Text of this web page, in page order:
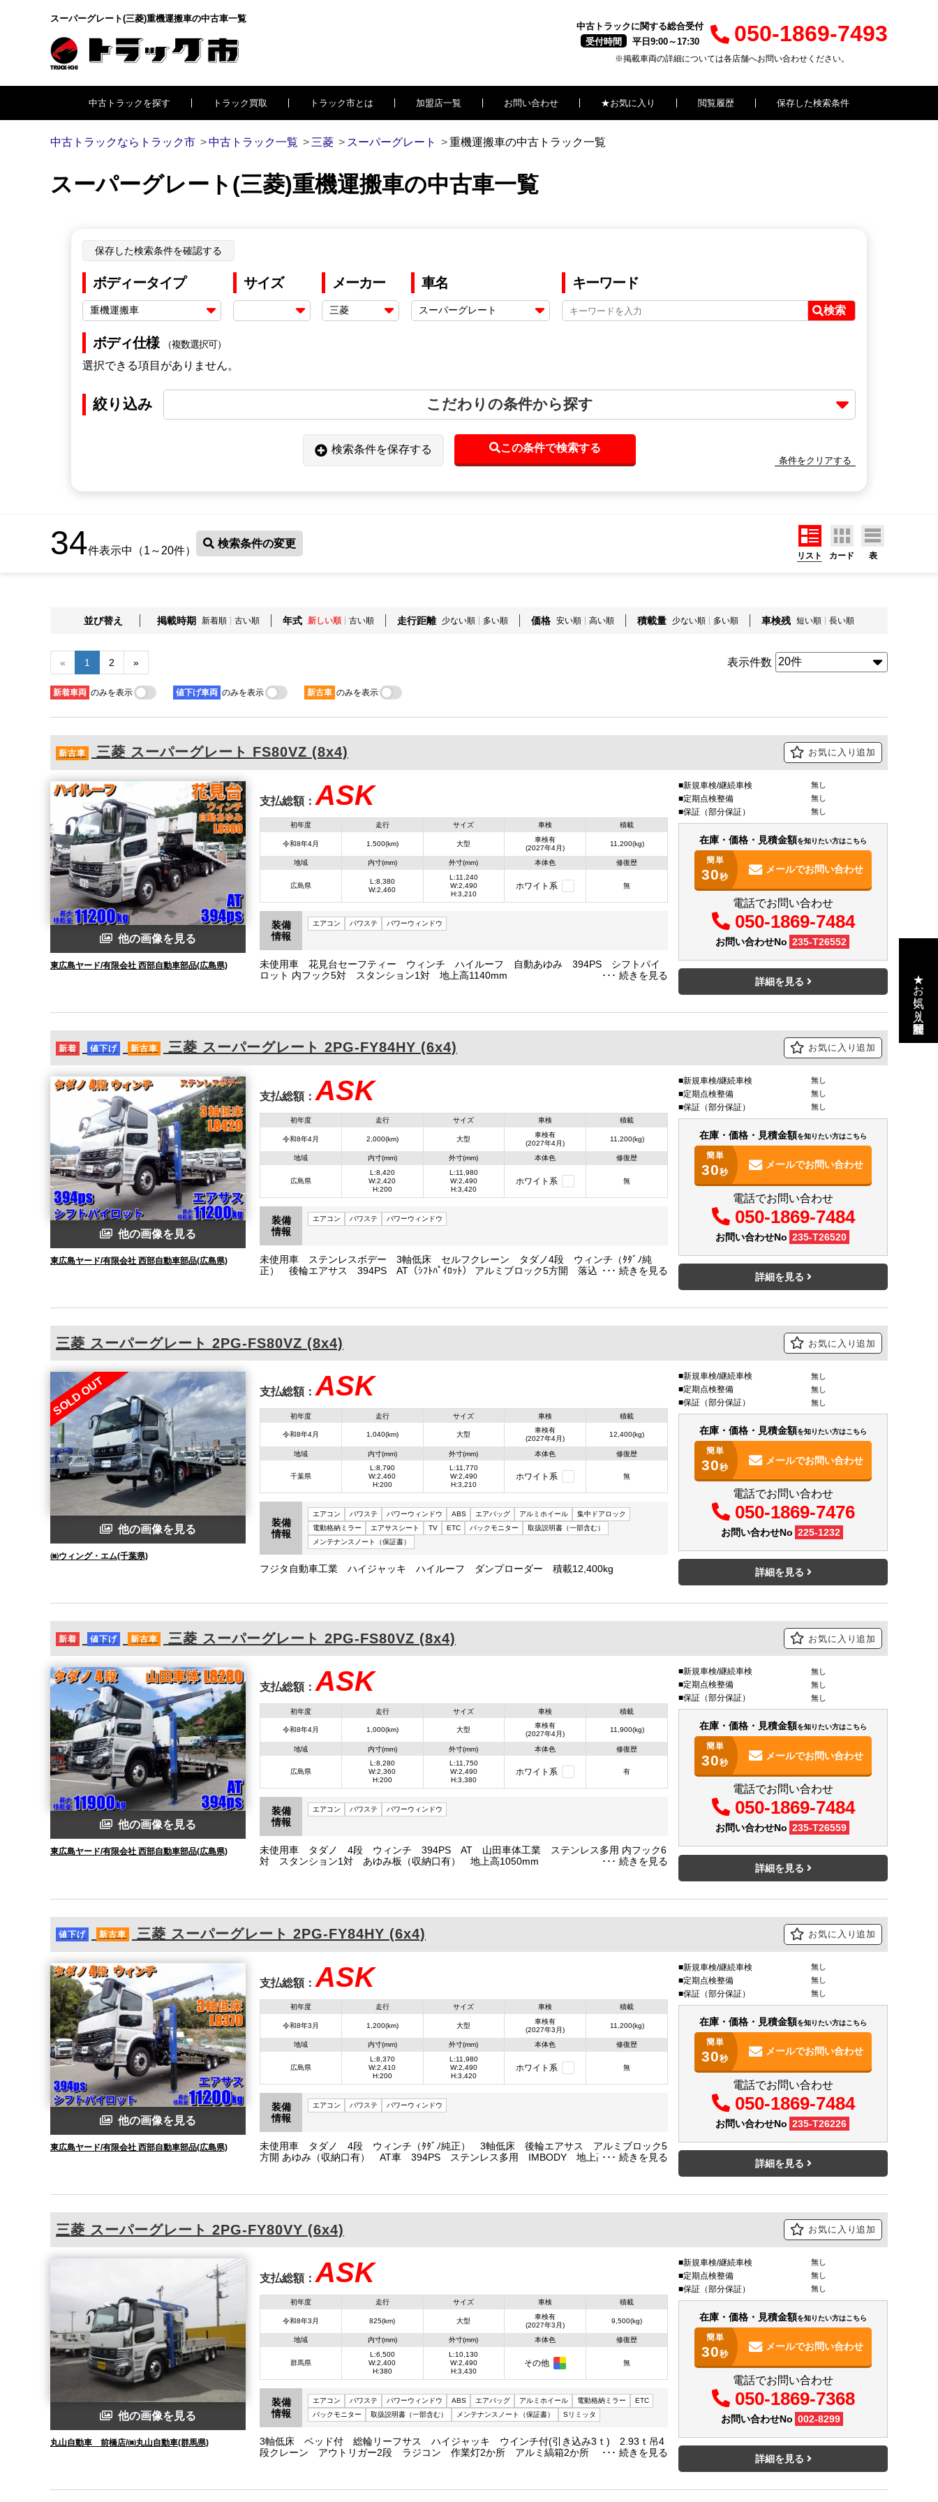
スーパーグレート(三菱)重機運搬車の中古車一覧
中古トラックに関する総合受付
受付時間
平日9:00～17:30 050-1869-7493
※掲載車両の詳細については各店舗へお問い合わせください。
中古トラックを探す トラック買取 トラック市とは 加盟店一覧 お問い合わせ ★お気に入り 閲覧履歴 保存した検索条件
中古トラックならトラック市 中古トラック一覧 三菱 スーパーグレート 重機運搬車の中古トラック一覧
スーパーグレート(三菱)重機運搬車の中古車一覧
保存した検索条件を確認する
ボディータイプ サイズ メーカー 車名 キーワード
検索
ボディ仕様 （複数選択可）
選択できる項目がありません。
絞り込み こだわりの条件から探す
検索条件を保存する この条件で検索する
条件をクリアする
34件表示中（1～20件）
検索条件の変更
リスト カード 表
並び替え 掲載時期 新着順 古い順 年式 新しい順 古い順 走行距離 少ない順 多い順 価格 安い順 高い順 積載量 少ない順 多い順 車検残 短い順 長い順
表示件数
« 1 2 »
新着車両 のみを表示 値下げ車両 のみを表示 新古車 のみを表示
新古車 三菱 スーパーグレート FS80VZ (8x4) お気に入り追加
他の画像を見る
東広島ヤード/有限会社 西部自動車部品(広島県)
支払総額： ASK
初年度
令和8年4月
走行
1,500(km)
サイズ
大型
車検
車検有
(2027年4月)
積載
11,200(kg)
地域
広島県
内寸(mm)
L:8,380
W:2,460
外寸(mm)
L:11,240
W:2,490
H:3,210
本体色
ホワイト系
修復歴
無
装備
情報
エアコン パワステ パワーウィンドウ
未使用車 花見台セーフティー ウィンチ ハイルーフ 自動あゆみ 394PS シフトパイ
ロット 内フック5対 スタンション1対 地上高1140mm
新規車検/継続車検 無し
定期点検整備 無し
保証（部分保証） 無し
在庫・価格・見積金額を知りたい方はこちら
簡単
30秒
メールでお問い合わせ
電話でお問い合わせ
050-1869-7484
お問い合わせNo 235-T26552
詳細を見る
新着 値下げ 新古車 三菱 スーパーグレート 2PG-FY84HY (6x4) お気に入り追加
他の画像を見る
東広島ヤード/有限会社 西部自動車部品(広島県)
支払総額： ASK
初年度
令和8年4月
走行
2,000(km)
サイズ
大型
車検
車検有
(2027年4月)
積載
11,200(kg)
地域
広島県
内寸(mm)
L:8,420
W:2,420
H:200
外寸(mm)
L:11,980
W:2,490
H:3,420
本体色
ホワイト系
修復歴
無
装備
情報
エアコン パワステ パワーウィンドウ
未使用車 ステンレスボデー 3軸低床 セルフクレーン タダノ4段 ウィンチ（ﾀﾀﾞﾉ純
正） 後輪エアサス 394PS AT（ｼﾌﾄﾊﾟｲﾛｯﾄ） アルミブロック5方開 落込フック7対 ス
新規車検/継続車検 無し
定期点検整備 無し
保証（部分保証） 無し
在庫・価格・見積金額を知りたい方はこちら
簡単
30秒
メールでお問い合わせ
電話でお問い合わせ
050-1869-7484
お問い合わせNo 235-T26520
詳細を見る
三菱 スーパーグレート 2PG-FS80VZ (8x4) お気に入り追加
SOLD OUT
他の画像を見る
㈱ウィング・エム(千葉県)
支払総額： ASK
初年度
令和8年4月
走行
1,040(km)
サイズ
大型
車検
車検有
(2027年4月)
積載
12,400(kg)
地域
千葉県
内寸(mm)
L:8,790
W:2,460
H:200
外寸(mm)
L:11,770
W:2,490
H:3,210
本体色
ホワイト系
修復歴
無
装備
情報
エアコン パワステ パワーウィンドウ ABS エアバッグ アルミホイール
集中ドアロック
電動格納ミラー
エアサスシート TV ETC バックモニター
取扱説明書（一部含む）
メンテナンスノート（保証書）
フジタ自動車工業 ハイジャッキ ハイルーフ ダンプローダー 積載12,400kg
新規車検/継続車検 無し
定期点検整備 無し
保証（部分保証） 無し
在庫・価格・見積金額を知りたい方はこちら
簡単
30秒
メールでお問い合わせ
電話でお問い合わせ
050-1869-7476
お問い合わせNo 225-1232
詳細を見る
新着 値下げ 新古車 三菱 スーパーグレート 2PG-FS80VZ (8x4) お気に入り追加
他の画像を見る
東広島ヤード/有限会社 西部自動車部品(広島県)
支払総額： ASK
初年度
令和8年4月
走行
1,000(km)
サイズ
大型
車検
車検有
(2027年4月)
積載
11,900(kg)
地域
広島県
内寸(mm)
L:8,280
W:2,360
H:200
外寸(mm)
L:11,750
W:2,490
H:3,380
本体色
ホワイト系
修復歴
有
装備
情報
エアコン パワステ パワーウィンドウ
未使用車 タダノ 4段 ウィンチ 394PS AT 山田車体工業 ステンレス多用 内フック6
対 スタンション1対 あゆみ板（収納口有） 地上高1050mm
新規車検/継続車検 無し
定期点検整備 無し
保証（部分保証） 無し
在庫・価格・見積金額を知りたい方はこちら
簡単
30秒
メールでお問い合わせ
電話でお問い合わせ
050-1869-7484
お問い合わせNo 235-T26559
詳細を見る
値下げ 新古車 三菱 スーパーグレート 2PG-FY84HY (6x4) お気に入り追加
他の画像を見る
東広島ヤード/有限会社 西部自動車部品(広島県)
支払総額： ASK
初年度
令和8年3月
走行
1,200(km)
サイズ
大型
車検
車検有
(2027年3月)
積載
11,200(kg)
地域
広島県
内寸(mm)
L:8,370
W:2,410
H:200
外寸(mm)
L:11,980
W:2,490
H:3,420
本体色
ホワイト系
修復歴
無
装備
情報
エアコン パワステ パワーウィンドウ
未使用車 タダノ 4段 ウィンチ（ﾀﾀﾞﾉ純正） 3軸低床 後輪エアサス アルミブロック5
方開 あゆみ（収納口有） AT車 394PS ステンレス多用 IMBODY 地上高990mm
新規車検/継続車検 無し
定期点検整備 無し
保証（部分保証） 無し
在庫・価格・見積金額を知りたい方はこちら
簡単
30秒
メールでお問い合わせ
電話でお問い合わせ
050-1869-7484
お問い合わせNo 235-T26226
詳細を見る
三菱 スーパーグレート 2PG-FY80VY (6x4) お気に入り追加
他の画像を見る
丸山自動車 前橋店/㈱丸山自動車(群馬県)
支払総額： ASK
初年度
令和8年3月
走行
825(km)
サイズ
大型
車検
車検有
(2027年3月)
積載
9,500(kg)
地域
群馬県
内寸(mm)
L:6,500
W:2,400
H:380
外寸(mm)
L:10,130
W:2,490
H:3,430
本体色
その他
修復歴
無
装備
情報
エアコン パワステ パワーウィンドウ ABS エアバッグ アルミホイール 電動格納ミラー
ETC
バックモニター
取扱説明書（一部含む） メンテナンスノート（保証書） Sリミッタ
3軸低床 ベッド付 総輪リーフサス ハイジャッキ ウインチ付(引き込み3ｔ) 2.93ｔ吊4
段クレーン アウトリガー2段 ラジコン 作業灯2か所 アルミ縞箱2か所 Ｕフック4か
新規車検/継続車検 無し
定期点検整備 無し
保証（部分保証） 無し
在庫・価格・見積金額を知りたい方はこちら
簡単
30秒
メールでお問い合わせ
電話でお問い合わせ
050-1869-7368
お問い合わせNo 002-8299
詳細を見る
★お気に入り・閲覧履歴